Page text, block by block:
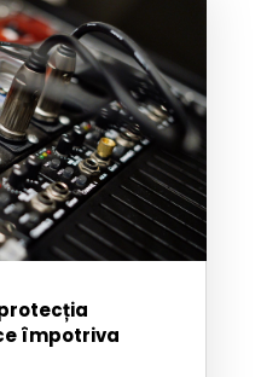
împotriva